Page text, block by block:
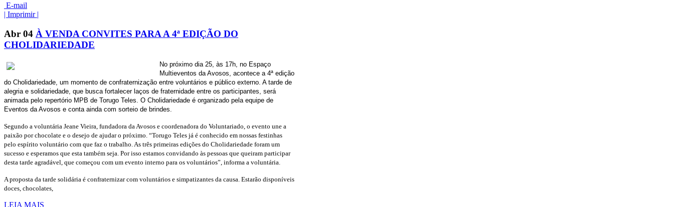
E-mail
| Imprimir |
Abr 04 À VENDA CONVITES PARA A 4ª EDIÇÃO DO
CHOLIDARIEDADE
No próximo dia 25, às 17h, no Espaço
Multieventos da Avosos, acontece a 4ª edição
do Cholidariedade, um momento de confraternização entre voluntários e público externo. A tarde de
alegria e solidariedade, que busca fortalecer laços de fraternidade entre os participantes, será
animada pelo repertório MPB de Torugo Teles. O Cholidariedade é organizado pela equipe de
Eventos da Avosos e conta ainda com sorteio de brindes.
Segundo a voluntária Jeane Vieira, fundadora da Avosos e coordenadora do Voluntariado, o evento une a
paixão por chocolate e o desejo de ajudar o próximo. “Torugo Teles já é conhecido em nossas festinhas
pelo espírito voluntário com que faz o trabalho. As três primeiras edições do Cholidariedade foram um
sucesso e esperamos que esta também seja. Por isso estamos convidando às pessoas que queiram participar
desta tarde agradável, que começou com um evento interno para os voluntários”, informa a voluntária.
A proposta da tarde solidária é confraternizar com voluntários e simpatizantes da causa. Estarão disponíveis
doces, chocolates,
LEIA MAIS